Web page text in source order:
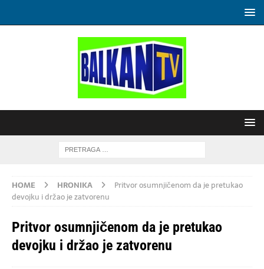
HOME HRONIKA
Pritvor osumnjičenom da je pretukao
devojku i držao je zatvorenu
Pritvor osumnjičenom da je pretukao
devojku i držao je zatvorenu